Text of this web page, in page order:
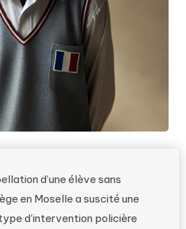
d’une élève sans
en Moselle a suscité une
d’intervention policière